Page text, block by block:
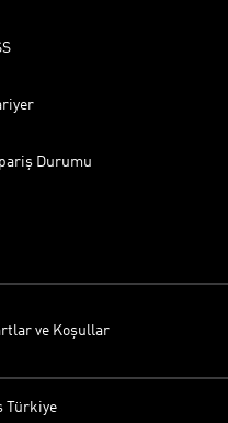
Durumu
ve Koşullar
Türkiye